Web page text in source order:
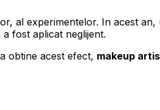
al experimentelor. In acest
fost aplicat neglijent.
obtine acest efect, makeup